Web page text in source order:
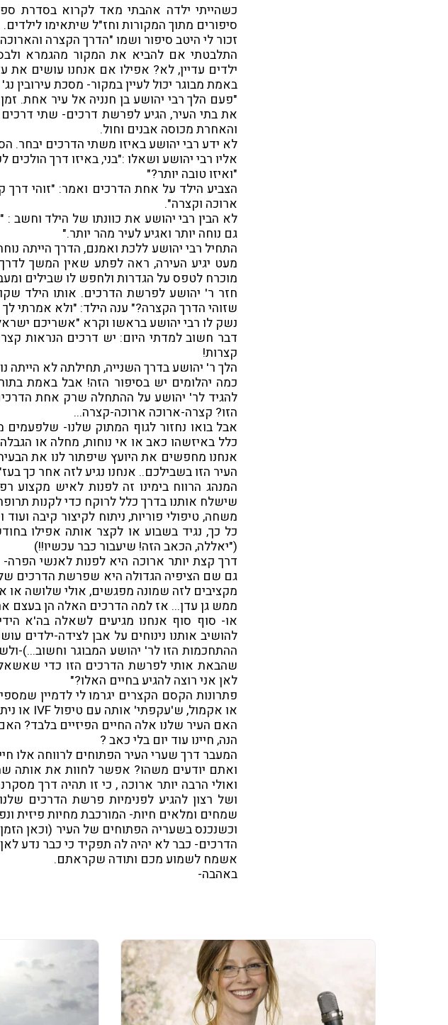
כשהייתי ילדה אהבתי מאד לקרוא בסדרת
סיפורים מתוך המקורות וחז"ל שיתאימו לילדים.
זכור לי היטב סיפור ושמו "הדרך הקצרה
התלבטתי אם להביא את המקור מהגמרא
ילדים עדיין, לא? אפילו אם אנחנו עושים
באמת מבוגר יכול לעיין במקור- מסכת עירובין
"פעם הלך רבי יהושע בן חנניה אל עיר אחת.
את בתי העיר, הגיע לפרשת דרכים- שתי
והאחרת מכוסה אבנים וחול.
לא ידע רבי יהושע באיזו משתי הדרכים יבחר.
אליו רבי יהושע ושאלו :"בני, באיזו דרך
"ואיזו טובה יותר?"
הצביע הילד על אחת הדרכים ואמר: "זוהי דרך
ארוכה וקצרה".
לא הבין רבי יהושע את כוונתו של הילד וחשב
גם נוחה יותר ואגיע לעיר מהר יותר."
התחיל רבי יהושע ללכת ואמנם, הדרך הייתה
מעט יגיע העירה, ראה לפתע שאין המשך
מוכרח לטפס על הגדרות ולחפש לו שבילים
חזר ר' יהושע לפרשת הדרכים. אותו הילד
שזוהי הדרך הקצרה?" ענה הילד: "ולא אמרתי לך
נשק לו רבי יהושע בראשו וקרא "אשריכם
דבר חשוב למדתי היום: יש דרכים הנראות
קצרות!
הלך ר' יהושע בדרך השנייה, תחילתה לא הייתה
כמה יהלומים יש בסיפור הזה! אבל באמת
להגיד לר' יהושע על ההתחלה שרק אחת
הזו? קצרה-ארוכה ארוכה-קצרה...
אבל בואו נחזור לגוף המתוק שלנו-
כלל באיזשהו כאב או אי נוחות, מחלה או
אנחנו מחפשים את היועץ שיפתור לנו את
העיר הזו בשבילכם.. אנחנו נגיע לזה אחר כך
המנהג הרווח בימינו זה לפנות לאיש מקצוע
שישלח אותנו בדרך כלל לרוקח כדי לקנות
משחה, טיפולי פוריות, ניתוח לקיצור קיבה
כל כך, נגיד בשבוע או לקצר אותה אפילו
("יאללה, הכאב הזה! שיעבור כבר עכשיו!!)
דרך קצת יותר ארוכה היא לפנות לאנשי
גם שם הציפיה הגדולה היא שפרשת הדרכים
מקציבים לזה שמונה מפגשים, אולי שלושה
ממש גן עדן... אז למה הדרכים האלה הן בעצם
או- סוף סוף אנחנו מגיעים לשאלה בה'א
להושיב אותנו נינוחים על אבן לצידה-ילדים
ההתחכמות הזו לר' יהושע המבוגר וחשוב...)-
שהבאת אותי לפרשת הדרכים הזו כדי שאשאל
לאן אני רוצה להגיע בחיים האלו?"
פתרונות הקסם הקצרים יגרמו לי לדמיין
או אקמול, ש'עקפתי' אותה עם טיפול IVF או ניתוח להסרת גידול.
הנה, חיינו עוד יום בלי כאב ?
המעבר דרך שערי העיר הפתוחים לרווחה אלו
ואתם יודעים משהו? אפשר לחוות את אותה
ואולי הרבה יותר ארוכה , כי זו תהיה דרך
ושל רצון להגיע לפנימיות פרשת הדרכים
שמחים ומלאים חיות- המורכבת מחיות פיזית
וכשנכנס בשעריה הפתוחים של העיר (וכאן
הדרכים- כבר לא יהיה לה תפקיד כי כבר נדע
אשמח לשמוע מכם ותודה שקראתם.
באהבה-